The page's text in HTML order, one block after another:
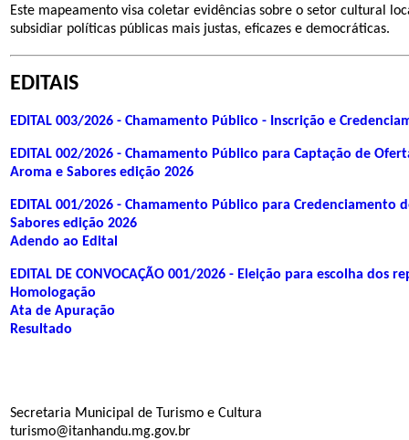
Este mapeamento visa coletar evidências sobre o setor cultural
subsidiar políticas públicas mais justas, eficazes e democráticas.
EDITAIS
EDITAL 003/2026 - Chamamento Público - Inscrição e
EDITAL 002/2026 - Chamamento Público para Captação de
Aroma e Sabores edição 2026
EDITAL 001/2026 - Chamamento Público para
Sabores edição 2026
Adendo ao Edital
EDITAL DE CONVOCAÇÃO 001/2026 - Eleição para escolha
Homologação
Ata de Apuração
Resultado
Secretaria Municipal de Turismo e Cultura
turismo@itanhandu.mg.gov.br